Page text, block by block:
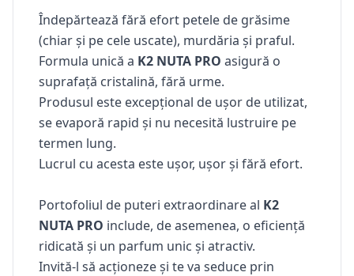
Îndepărtează fără efort petele de grăsime
(chiar și pe cele uscate), murdăria și praful.
Formula unică a K2 NUTA PRO asigură o
suprafață cristalină, fără urme.
Produsul este excepțional de ușor de utilizat,
se evaporă rapid și nu necesită lustruire pe
termen lung.
Lucrul cu acesta este ușor, ușor și fără efort.
Portofoliul de puteri extraordinare al K2
NUTA PRO include, de asemenea, o eficiență
ridicată și un parfum unic și atractiv.
Invită-l să acționeze și te va seduce prin